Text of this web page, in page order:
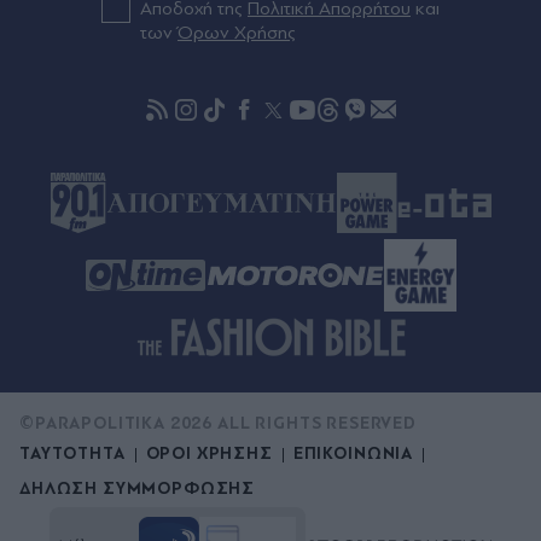
αγροτικές επιδοτήσεις
"Χτίζεται" το ενεργειακό πακέτο της ΔΕΘ - Έργα
1,1 δισ. ευρώ έως το 2028
Αποδοχή της Πολιτική Απορρήτου και
τωνΌρων Χρήσης
ΤΑΥΤΟΤΗΤΑ ΟΡΟΙ ΧΡΗΣΗΣ
ΕΠΙΚΟΙΝΩΝΙΑ
ΔΗΛΩΣΗ ΣΥΜΜΟΡΦΩΣΗΣ
©PARAPOLITIKA 2026 ALL RIGHTS RESERVED